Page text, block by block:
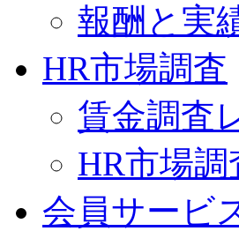
報酬と実
HR市場調査
賃金調査
HR市場
会員サービ